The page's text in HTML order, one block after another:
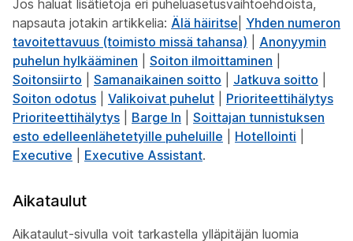
Jos haluat lisätietoja eri puheluasetusvaihtoehdoista,
napsauta jotakin artikkelia: Älä häiritse Yhden numeron
tavoitettavuus (toimisto missä tahansa)
Anonyymin
puhelun hylkääminen
Soiton ilmoittaminen
Soitonsiirto
Samanaikainen soitto Jatkuva soitto
Soiton odotus
Valikoivat puhelut
Prioriteettihälytys
Prioriteettihälytys
Barge In
Soittajan tunnistuksen
esto edelleenlähetetyille puheluille
Hotellointi
Executive
Executive Assistant.
Aikataulut
Aikataulut-sivulla voit tarkastella ylläpitäjän luomia